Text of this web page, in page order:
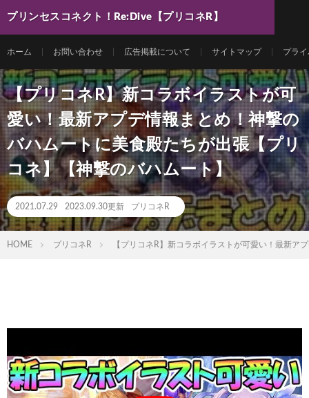
プリンセスコネクト！Re:Dive【プリコネR】
ホーム お問い合わせ 広告掲載について サイトマップ プラ
【プリコネR】新コラボイラストが可
愛い！最新アプデ情報まとめ！神撃の
バハムートに美食殿たちが出張【プリ
コネ】【神撃のバハムート】
2021.07.29 2023.09.30更新 プリコネR
HOME プリコネR 【プリコネR】新コラボイラストが可愛い！最新ア